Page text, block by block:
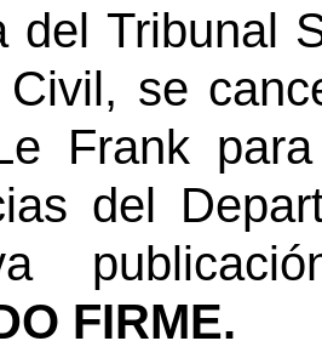
del Tribunal
Civil, se
Frank
del
FIRME.